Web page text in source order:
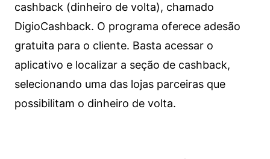
cashback (dinheiro de volta), chamado
DigioCashback. O programa oferece adesão
gratuita para o cliente. Basta acessar o
aplicativo e localizar a seção de cashback,
selecionando uma das lojas parceiras que
possibilitam o dinheiro de volta.